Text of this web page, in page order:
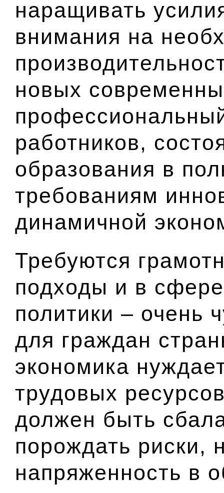
наращивать
внимания на
новых
работников,
образования в
требованиям
динамичной
Требуются
подходы и в
политики – очень
для граждан
экономика
трудовых
должен быть
порождать риски,
напряженность в